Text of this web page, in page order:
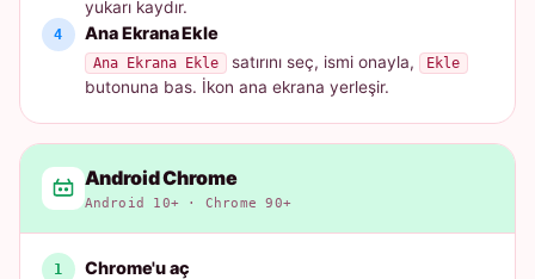
yukarı kaydır.
Ana Ekrana Ekle
Ana Ekrana Ekle satırını seç, ismi onayla, Ekle
butonuna bas. İkon ana ekrana yerleşir.
Android Chrome
Android 10+ · Chrome 90+
Chrome'u aç